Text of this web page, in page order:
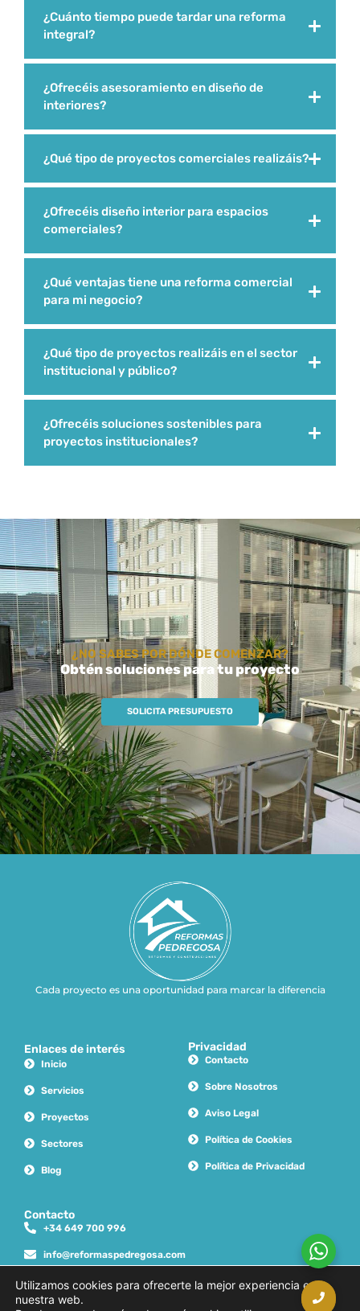
¿Cuánto tiempo puede tardar una reforma
integral?
¿Ofrecéis asesoramiento en diseño de
interiores?
¿Qué tipo de proyectos comerciales realizáis?
¿Ofrecéis diseño interior para espacios
comerciales?
¿Qué ventajas tiene una reforma comercial
para mi negocio?
¿Qué tipo de proyectos realizáis en el sector
institucional y público?
¿Ofrecéis soluciones sostenibles para
proyectos institucionales?
¿NO SABES POR DÓNDE COMENZAR?
Obtén soluciones para tu proyecto
SOLICITA PRESUPUESTO
Cada proyecto es una oportunidad para marcar la diferencia
Enlaces de interés
Inicio
Servicios
Proyectos
Sectores
Blog
Privacidad
Contacto
Sobre Nosotros
Aviso Legal
Política de Cookies
Política de Privacidad
Contacto
+34 649 700 996
info@reformaspedregosa.com
juanpedregosaduran@hotmail.com
Carrer de Joan Maragall, 24, 2o piso 4a, 25300 Tàrrega, Lleida
Utilizamos cookies para ofrecerte la mejor experiencia en
nuestra web.